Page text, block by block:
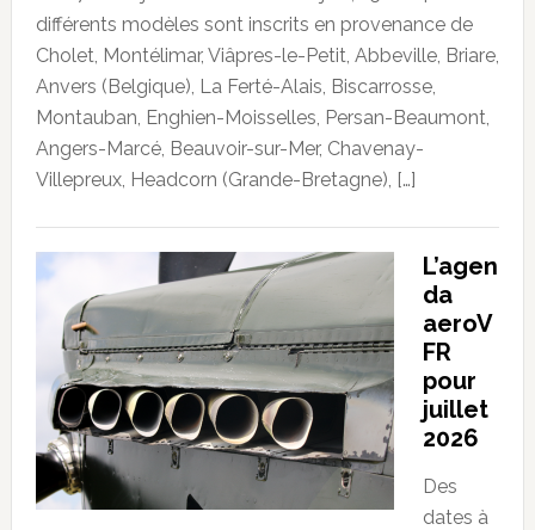
différents modèles sont inscrits en provenance de
Cholet, Montélimar, Viâpres-le-Petit, Abbeville, Briare,
Anvers (Belgique), La Ferté-Alais, Biscarrosse,
Montauban, Enghien-Moisselles, Persan-Beaumont,
Angers-Marcé, Beauvoir-sur-Mer, Chavenay-
Villepreux, Headcorn (Grande-Bretagne), […]
L’agen
da
aeroV
FR
pour
juillet
2026
Des
dates à